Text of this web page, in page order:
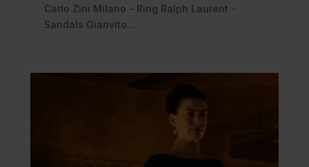
Carlo Zini Milano - Ring Ralph Laurent -
Sandals Gianvito...